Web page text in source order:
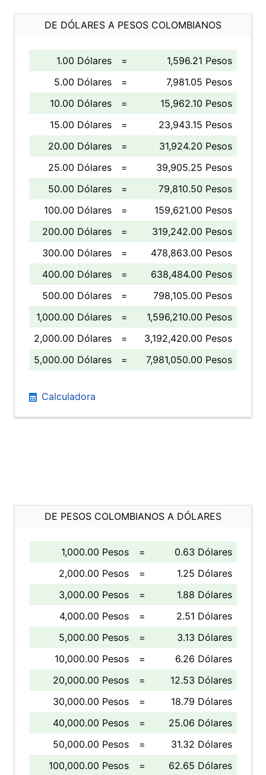
DE DÓLARES A PESOS COLOMBIANOS
1.00 Dólares =
1,596.21 Pesos
5.00 Dólares
=
7,981.05 Pesos
10.00 Dólares
=
15,962.10 Pesos
15.00 Dólares
=
23,943.15 Pesos
20.00 Dólares
=
31,924.20 Pesos
25.00 Dólares
=
39,905.25 Pesos
50.00 Dólares
=
79,810.50 Pesos
100.00 Dólares
=
159,621.00 Pesos
200.00 Dólares
=
319,242.00 Pesos
300.00 Dólares
=
478,863.00 Pesos
400.00 Dólares
=
638,484.00 Pesos
500.00 Dólares
=
798,105.00 Pesos
1,000.00 Dólares
=
1,596,210.00 Pesos
2,000.00 Dólares
=
3,192,420.00 Pesos
5,000.00 Dólares
= 7,981,050.00 Pesos
Calculadora
DE PESOS COLOMBIANOS A DÓLARES
1,000.00 Pesos =
0.63 Dólares
2,000.00 Pesos
=
1.25 Dólares
3,000.00 Pesos
=
1.88 Dólares
4,000.00 Pesos
=
2.51 Dólares
5,000.00 Pesos
=
3.13 Dólares
10,000.00 Pesos
=
6.26 Dólares
20,000.00 Pesos
=
12.53 Dólares
30,000.00 Pesos
=
18.79 Dólares
40,000.00 Pesos
=
25.06 Dólares
50,000.00 Pesos
=
31.32 Dólares
100,000.00 Pesos
= 62.65 Dólares